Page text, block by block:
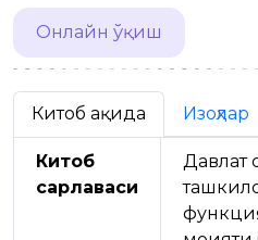
Онлайн ўқиш
Китоб ҳақида Изоҳлар
Китоб
сарлавҳаси
Давлат